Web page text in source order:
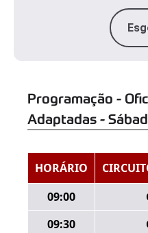
Programação -
Adaptadas -
HORÁRIO
09:00
09:30